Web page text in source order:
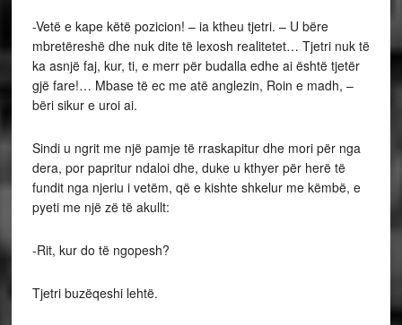
-Vetë e kape këtë pozicion! – ia ktheu tjetri. – U bëre
mbretëreshë dhe nuk dite të lexosh realitetet… Tjetri nuk të
ka asnjë faj, kur, ti, e merr për budalla edhe ai është tjetër
gjë fare!… Mbase të ec me atë anglezin, Roin e madh, –
bëri sikur e uroi ai.
Sindi u ngrit me një pamje të rraskapitur dhe mori për nga
dera, por papritur ndaloi dhe, duke u kthyer për herë të
fundit nga njeriu i vetëm, që e kishte shkelur me këmbë, e
pyeti me një zë të akullt:
-Rit, kur do të ngopesh?
Tjetri buzëqeshi lehtë.